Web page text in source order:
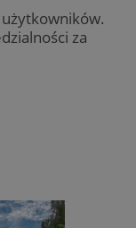
za